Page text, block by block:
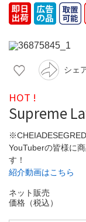
シェ
HOT !
Supreme
YouTuberの皆様に
す！
紹介動画はこちら
ネット販売
価格（税込）